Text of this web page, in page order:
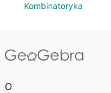
Kombinatoryka
O